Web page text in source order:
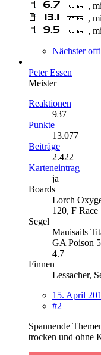
,
,
,
Nächster
Peter Essen
Meister
Reaktionen
937
Punkte
13.077
Beiträge
2.422
Karteneintrag
ja
Boards
Lorch
120, F Race
Segel
Mauisails
GA Poison
4.7
Finnen
Lessacher,
15. April
#2
Spannende
trocken und ohne